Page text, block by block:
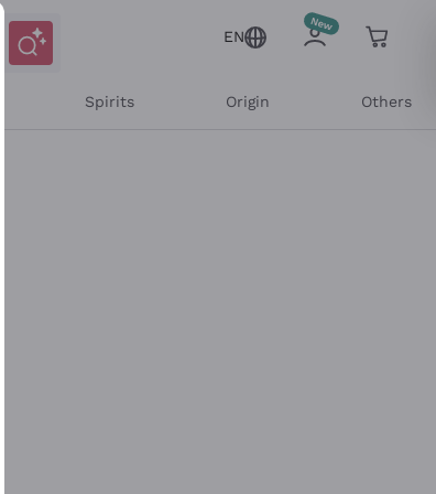
EN
Spirits Origin Others